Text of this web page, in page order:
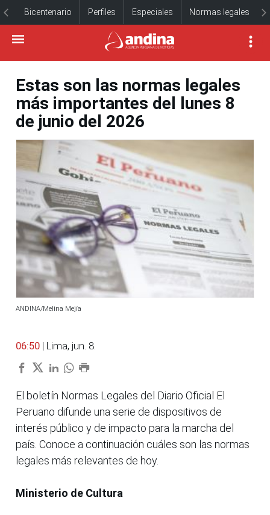
Bicentenario Perfiles Especiales Normas legales
Estas son las normas legales
más importantes del lunes 8
de junio del 2026
ANDINA/Melina Mejía
06:50 | Lima, jun. 8.
El boletín Normas Legales del Diario Oficial El
Peruano difunde una serie de dispositivos de
interés público y de impacto para la marcha del
país. Conoce a continuación cuáles son las normas
legales más relevantes de hoy.
Ministerio de Cultura